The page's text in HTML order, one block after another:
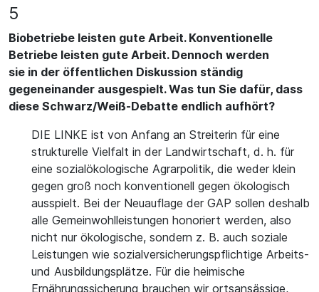
5
Biobetriebe leisten gute Arbeit. Konventionelle
Betriebe leisten gute Arbeit. Dennoch werden
sie in der öffentlichen Diskussion ständig
gegeneinander ausgespielt. Was tun Sie dafür, dass
diese Schwarz/Weiß-Debatte endlich aufhört?
DIE LINKE ist von Anfang an Streiterin für eine
strukturelle Vielfalt in der Landwirtschaft, d. h. für
eine sozialökologische Agrarpolitik, die weder klein
gegen groß noch konventionell gegen ökologisch
ausspielt. Bei der Neuauflage der GAP sollen deshalb
alle Gemeinwohlleistungen honoriert werden, also
nicht nur ökologische, sondern z. B. auch soziale
Leistungen wie sozialversicherungspflichtige Arbeits-
und Ausbildungsplätze. Für die heimische
Ernährungssicherung brauchen wir ortsansässige,